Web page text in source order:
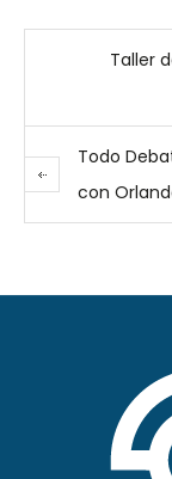
Taller
Todo
con